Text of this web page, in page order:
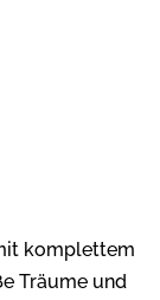
komplettem
Träume und